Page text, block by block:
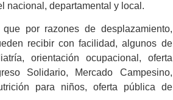
nacional, departamental y local.
por razones de desplazamiento,
recibir con facilidad, algunos de
orientación ocupacional, oferta
Solidario, Mercado Campesino,
para niños, oferta pública de